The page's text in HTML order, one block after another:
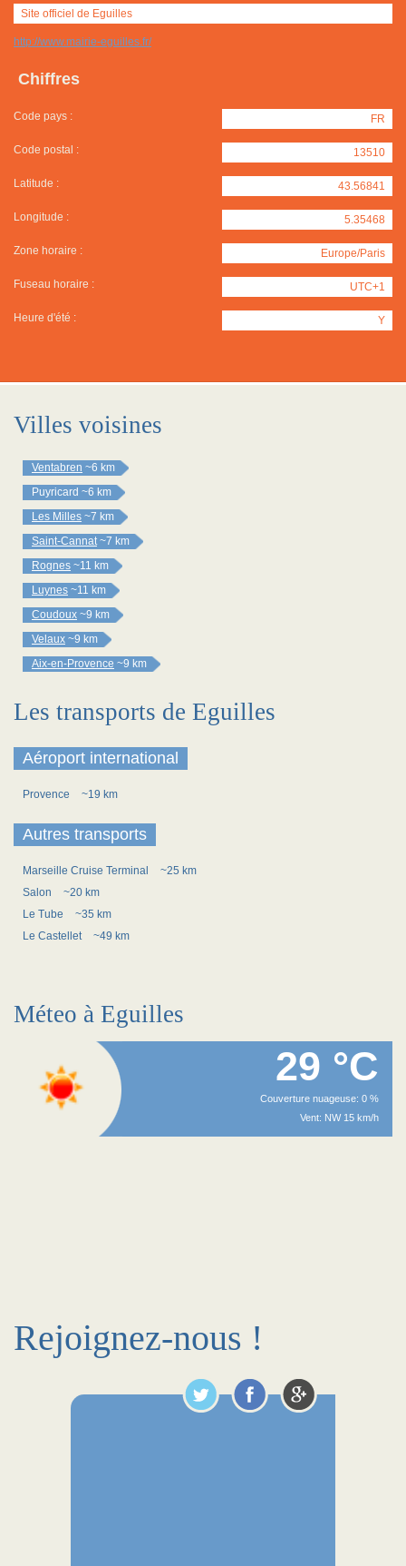
Site officiel de Eguilles
http://www.mairie-eguilles.fr/
Chiffres
Code pays : FR
Code postal : 13510
Latitude : 43.56841
Longitude : 5.35468
Zone horaire : Europe/Paris
Fuseau horaire : UTC+1
Heure d'été : Y
Villes voisines
Ventabren ~6 km
Puyricard ~6 km
Les Milles ~7 km
Saint-Cannat ~7 km
Rognes ~11 km
Luynes ~11 km
Coudoux ~9 km
Velaux ~9 km
Aix-en-Provence ~9 km
Les transports de Eguilles
Aéroport international
Provence ~19 km
Autres transports
Marseille Cruise Terminal
~25 km
Salon
~20 km
Le Tube
~35 km
Le Castellet
~49 km
Méteo à Eguilles
29 °C
Couverture nuageuse: 0 %
Vent: NW 15 km/h
Rejoignez-nous !